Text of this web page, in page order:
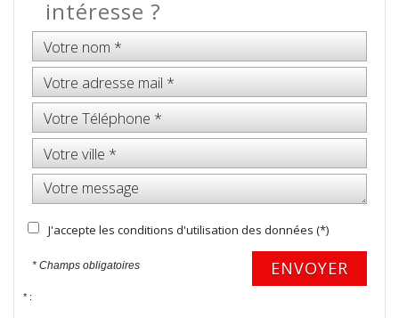
intéresse ?
J'accepte les conditions d'utilisation des données (*)
* Champs obligatoires ENVOYER
* :